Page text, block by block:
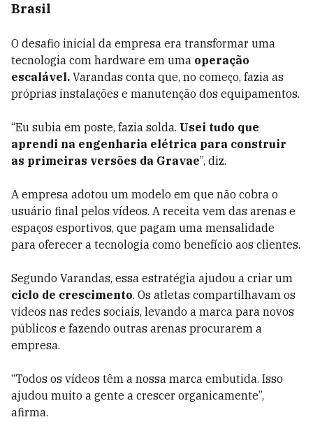
Brasil
O desafio inicial da empresa era transformar uma
tecnologia com hardware em uma operação
escalável. Varandas conta que, no começo, fazia as
próprias instalações e manutenção dos equipamentos.
“Eu subia em poste, fazia solda. Usei tudo que
aprendi na engenharia elétrica para construir
as primeiras versões da Gravae”, diz.
A empresa adotou um modelo em que não cobra o
usuário final pelos vídeos. A receita vem das arenas e
espaços esportivos, que pagam uma mensalidade
para oferecer a tecnologia como benefício aos clientes.
Segundo Varandas, essa estratégia ajudou a criar um
ciclo de crescimento. Os atletas compartilhavam os
vídeos nas redes sociais, levando a marca para novos
públicos e fazendo outras arenas procurarem a
empresa.
“Todos os vídeos têm a nossa marca embutida. Isso
ajudou muito a gente a crescer organicamente”,
afirma.